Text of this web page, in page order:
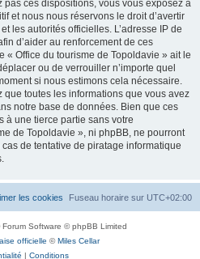
ces dispositions, vous vous exposez à
et nous nous réservons le droit d’avertir
les autorités officielles. L’adresse IP de
d’aider au renforcement de ces
« Office du tourisme de Topoldavie » ait le
ou de verrouiller n’importe quel
si nous estimons cela nécessaire.
que toutes les informations que vous avez
notre base de données. Bien que ces
à une tierce partie sans votre
de Topoldavie », ni phpBB, ne pourront
de tentative de piratage informatique
Fuseau horaire sur UTC+02:00
les cookies
Forum Software © phpBB Limited
officielle ©Miles Cellar
| Conditions